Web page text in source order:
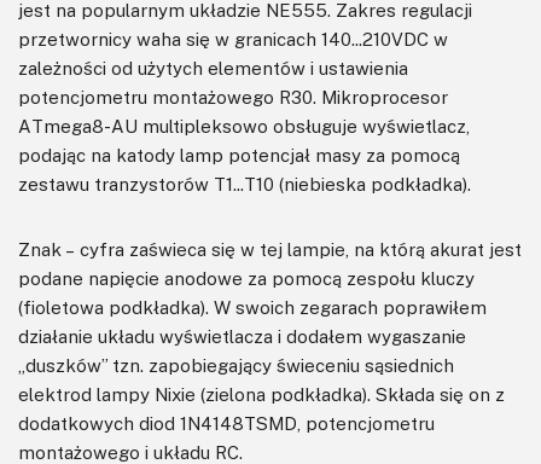
jest na popularnym układzie NE555. Zakres regulacji
przetwornicy waha się w granicach 140...210VDC w
zależności od użytych elementów i ustawienia
potencjometru montażowego R30. Mikroprocesor
ATmega8-AU multipleksowo obsługuje wyświetlacz,
podając na katody lamp potencjał masy za pomocą
zestawu tranzystorów T1...T10 (niebieska podkładka).
Znak – cyfra zaświeca się w tej lampie, na którą akurat jest
podane napięcie anodowe za pomocą zespołu kluczy
(fioletowa podkładka). W swoich zegarach poprawiłem
działanie układu wyświetlacza i dodałem wygaszanie
„duszków” tzn. zapobiegający świeceniu sąsiednich
elektrod lampy Nixie (zielona podkładka). Składa się on z
dodatkowych diod 1N4148TSMD, potencjometru
montażowego i układu RC.